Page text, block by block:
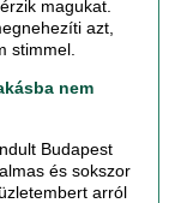
magukat.
azt,
stimmel.
nem
Budapest
és sokszor
arról